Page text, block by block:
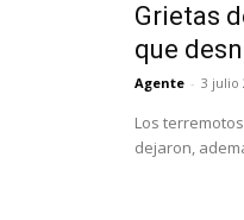
Grietas
que
Agente - 3 julio
Los
dejaron,